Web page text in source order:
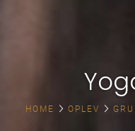
HOME OPLEV